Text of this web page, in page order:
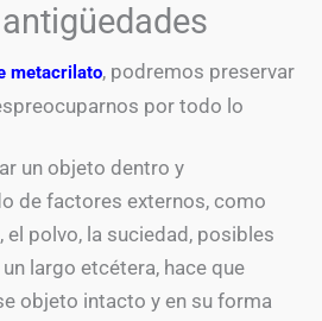
metacrilato, podremos preservar
por todo lo
un objeto dentro y
de factores externos, como
el polvo, la suciedad, posibles
largo etcétera, hace que
objeto intacto y en su forma